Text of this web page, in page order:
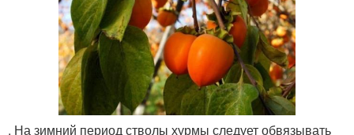
. На зимний период стволы хурмы следует обвязывать